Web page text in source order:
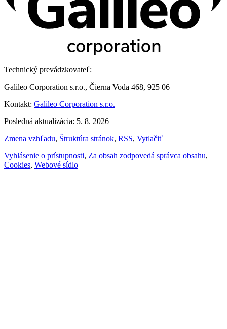
Technický prevádzkovateľ:
Galileo Corporation s.r.o., Čierna Voda 468, 925 06
Kontakt: Galileo Corporation s.r.o.
Posledná aktualizácia: 5. 8. 2026
Zmena vzhľadu, Štruktúra stránok, RSS, Vytlačiť
Vyhlásenie o prístupnosti, Za obsah zodpovedá správca obsahu,
Cookies, Webové sídlo